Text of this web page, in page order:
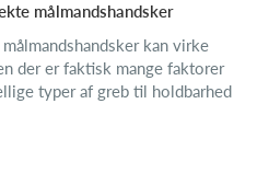
målmandshandsker
kan virke
der er faktisk mange faktorer
typer af greb til holdbarhed